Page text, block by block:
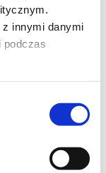
z innymi danymi
podczas